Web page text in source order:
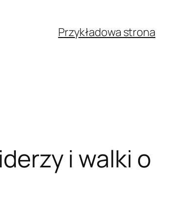
Przykładowa strona
i walki o